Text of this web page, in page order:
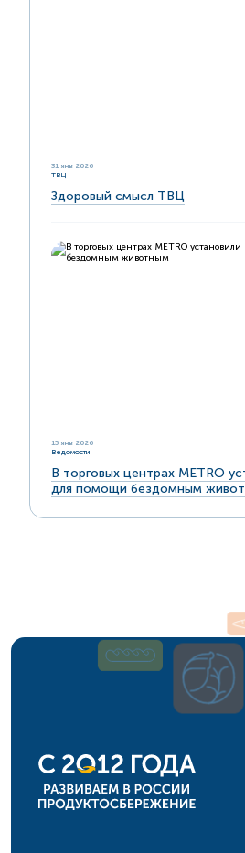
31 янв 2026
ТВЦ
Здоровый смысл ТВЦ
15 янв 2026
Ведомости
В торговых центрах METRO
для помощи бездомным